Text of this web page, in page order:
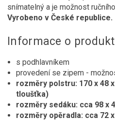
snímatelný a je možnost
Vyrobeno v České republice.
Informace o
s podhlavníkem
provedení se zipem -
rozměry polstru: 170 x 48
tloušťka)
rozměry sedáku: cca 98 x
rozměry opěradla: cca 72